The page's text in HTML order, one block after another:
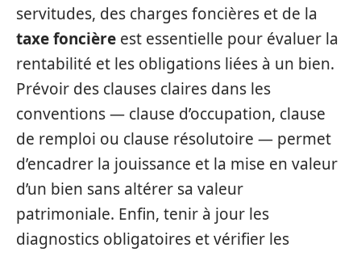
servitudes, des charges foncières et de la
taxe foncière est essentielle pour évaluer la
rentabilité et les obligations liées à un bien.
Prévoir des clauses claires dans les
conventions — clause d’occupation, clause
de remploi ou clause résolutoire — permet
d’encadrer la jouissance et la mise en valeur
d’un bien sans altérer sa valeur
patrimoniale. Enfin, tenir à jour les
diagnostics obligatoires et vérifier les